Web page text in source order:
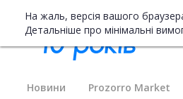
На жаль, версія вашого
Детальніше про мінімальні
Новини Prozorro Market